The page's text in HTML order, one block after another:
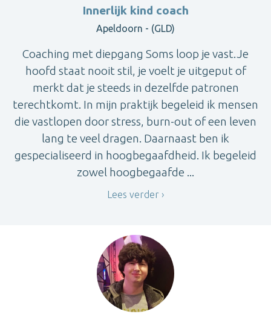
Innerlijk kind coach
Apeldoorn - (GLD)
Coaching met diepgang Soms loop je vast.Je
hoofd staat nooit stil, je voelt je uitgeput of
merkt dat je steeds in dezelfde patronen
terechtkomt. In mijn praktijk begeleid ik mensen
die vastlopen door stress, burn-out of een leven
lang te veel dragen. Daarnaast ben ik
gespecialiseerd in hoogbegaafdheid. Ik begeleid
zowel hoogbegaafde ...
Lees verder